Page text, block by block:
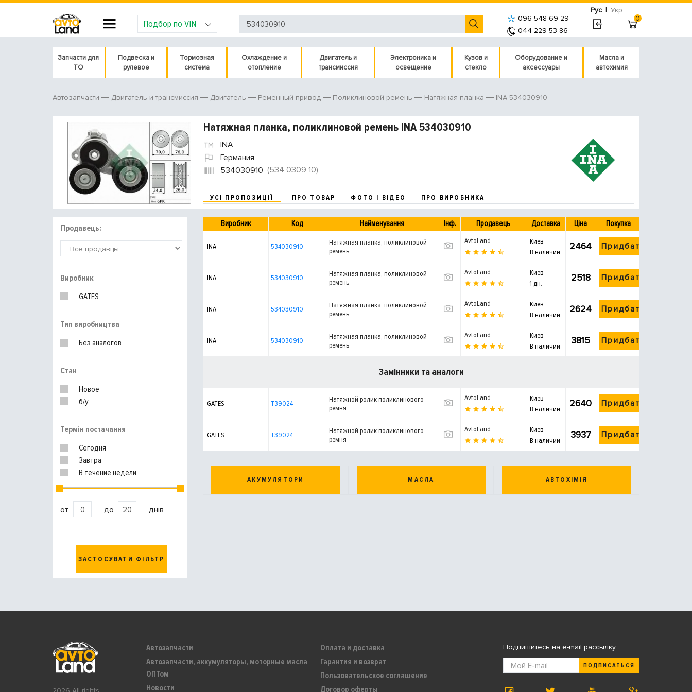
Рус | Укр
Подбор по VIN
096 548 69 29
044 229 53 86
0
Запчасти для
ТО
Подвеска и
рулевое
Тормозная
система
Охлаждение и
отопление
Двигатель и
трансмиссия
Электроника и
освещение
Кузов и
стекло
Оборудование и
аксессуары
Масла и
автохимия
Автозапчасти Двигатель и трансмиссия Двигатель Ременный привод Поликлиновой ремень Натяжная планка INA 534030910
Натяжная планка, поликлиновой ремень INA 534030910
INA
Германия
534030910 (534 0309 10)
УСІ ПРОПОЗИЦІЇ ПРО ТОВАР ФОТО І ВІДЕО ПРО ВИРОБНИКА
Продавець:
Виробник
GATES
Тип виробництва
Без аналогов
Стан
Новое
б/у
Термін постачання
Сегодня
Завтра
В течение недели
от до днів
ЗАСТОСУВАТИ ФІЛЬТР
Виробник Код Найменування Інф. Продавець Доставка Ціна Покупка
INA 534030910
Натяжная планка, поликлиновой
ремень
AvtoLand
Киев
В наличии
2464 Придбати
INA 534030910
Натяжная планка, поликлиновой
ремень
AvtoLand
Киев
1 дн.
2518 Придбати
INA 534030910
Натяжная планка, поликлиновой
ремень
AvtoLand
Киев
В наличии
2624 Придбати
INA 534030910
Натяжная планка, поликлиновой
ремень
AvtoLand
Киев
В наличии
3815 Придбати
Замінники та аналоги
GATES T39024
Натяжной ролик поликлинового
ремня
AvtoLand
Киев
В наличии
2640 Придбати
GATES T39024
Натяжной ролик поликлинового
ремня
AvtoLand
Киев
В наличии
3937 Придбати
АКУМУЛЯТОРИ МАСЛА АВТОХІМІЯ
Автозапчасти
Автозапчасти, аккумуляторы, моторные масла
ОПТом
Новости
Оплата и доставка
Гарантия и возврат
Пользовательское соглашение
Договор оферты
Подпишитесь на e-mail рассылку
ПОДПИСАТЬСЯ